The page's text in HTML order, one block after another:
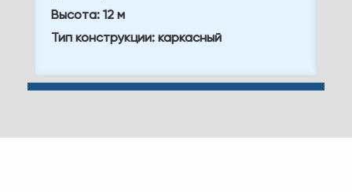
Высота: 12 м
Тип конструкции: каркасный